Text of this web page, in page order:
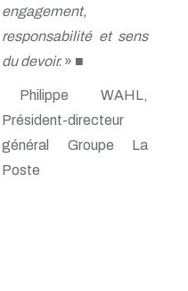
engagement,
responsabilité et sens
du devoir. » ■
Philippe WAHL,
Président-directeur
général Groupe La
Poste